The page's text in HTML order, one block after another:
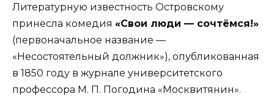
Литературную известность Островскому
принесла комедия «Свои люди — сочтёмся!»
(первоначальное название —
«Несостоятельный должник»), опубликованная
в 1850 году в журнале университетского
профессора М. П. Погодина «Москвитянин».